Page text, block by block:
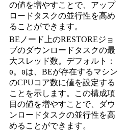
の値を増やすことで、アップ
ロードタスクの並行性を高め
ることができます。
BEノード上のRESTOREジョ
ブのダウンロードタスクの最
大スレッド数。デフォルト：
0。 0は、BEが存在するマシン
のCPUコア数に値を設定する
ことを示します。この構成項
目の値を増やすことで、ダウ
ンロードタスクの並行性を高
めることができます。